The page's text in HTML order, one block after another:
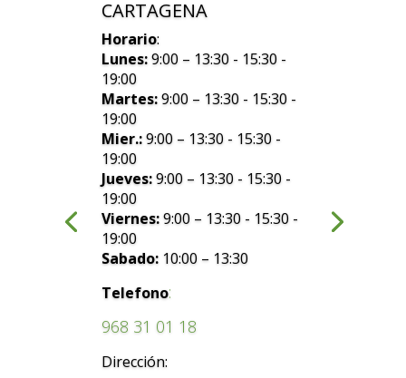
CARTAGENA
Horario:
Lunes:9:00 – 13:30 - 15:30 -
19:00
Martes:9:00 – 13:30 - 15:30 -
19:00
Mier.:9:00 – 13:30 - 15:30 -
19:00
Jueves:9:00 – 13:30 - 15:30 -
19:00
Viernes:9:00 – 13:30 - 15:30 -
19:00
Sabado: 10:00 – 13:30
Telefono:
968 31 01 18
Dirección: